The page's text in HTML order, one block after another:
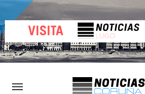
al
contenido